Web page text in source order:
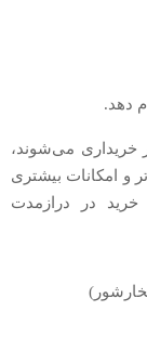
دهد.
خریداری می‌شوند،
و امکانات بیشتری
در درازمدت